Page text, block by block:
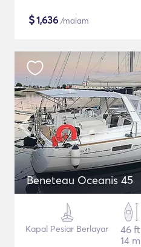
$1,636 /malam
Beneteau Oceanis 45
Kapal Pesiar Berlayar
46 ft
14 m